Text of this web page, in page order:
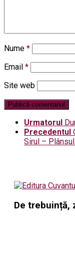
Nume *
Email *
Site web
Urmatorul
Precedentul
Sirul –
De trebuință,